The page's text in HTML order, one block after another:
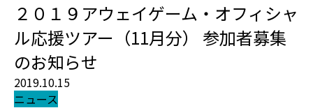
２０１９アウェイゲーム・オフィシャ
ル応援ツアー（11月分） 参加者募集
のお知らせ
2019.10.15
ニュース